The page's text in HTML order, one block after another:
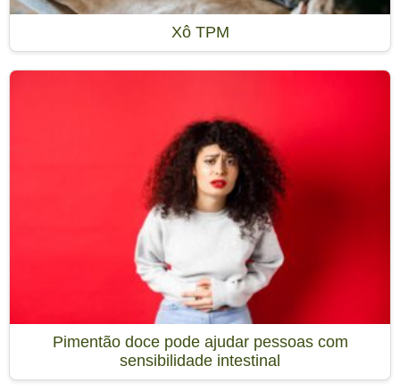
Xô TPM
Pimentão doce pode ajudar pessoas com
sensibilidade intestinal